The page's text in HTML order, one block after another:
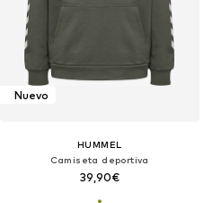
Nuevo
HUMMEL
Camiseta deportiva
39,90€